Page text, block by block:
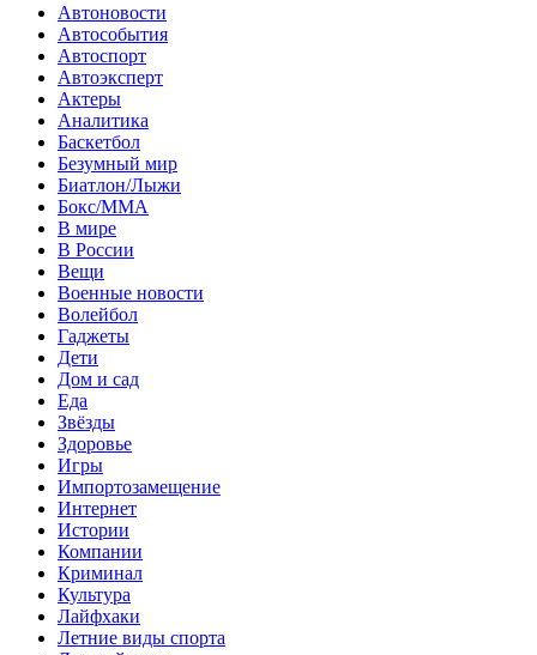
Автоновости
Автособытия
Автоспорт
Автоэксперт
Актеры
Аналитика
Баскетбол
Безумный мир
Биатлон/Лыжи
Бокс/MMA
В мире
В России
Вещи
Военные новости
Волейбол
Гаджеты
Дети
Дом и сад
Еда
Звёзды
Здоровье
Игры
Импортозамещение
Интернет
Истории
Компании
Криминал
Культура
Лайфхаки
Летние виды спорта